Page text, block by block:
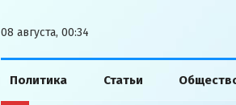
08 августа, 00:34
Политика Статьи